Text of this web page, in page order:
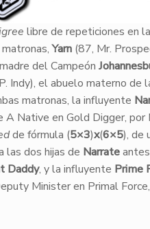
libre de repeticiones en
matronas,Yarn(87, Mr.
del Campeón
Indy), el abuelo materno de
matronas, la influyente
Native en Gold Digger, por
de fórmula (5×3)x(6×5), de
las dos hijas de Narrateantes
Daddy, y la influyente Prime
Minister en Primal